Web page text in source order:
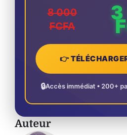
8 000
FCFA
👉
🔒Accès immédiat • 200+
Auteur